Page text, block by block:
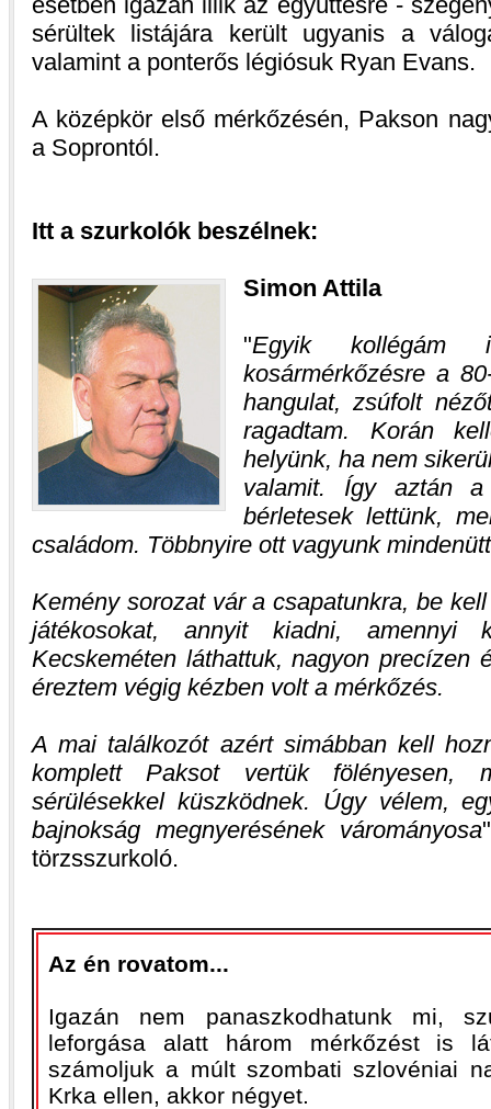
sérültek listájára került ugyanis a
valamint a ponterős légiósuk Ryan Evans.
A középkör első mérkőzésén, Pakson
a Soprontól.
Itt a szurkolók beszélnek:
Simon Attila
Egyik kollégám
kosármérkőzésre a
hangulat, zsúfolt
ragadtam. Korán
helyünk, ha nem
valamit. Így aztán a
bérletesek lettünk,
családom. Többnyire ott vagyunk
Kemény sorozat vár a csapatunkra, be
játékosokat, annyit kiadni, amennyi
Kecskeméten láthattuk, nagyon precízen
éreztem végig kézben volt a mérkőzés.
A mai találkozót azért simábban kell
komplett Paksot vertük fölényesen,
sérülésekkel küszködnek. Úgy vélem,
bajnokság megnyerésének várományosa
törzsszurkoló.
Az én rovatom...
Igazán nem panaszkodhatunk mi,
leforgása alatt három mérkőzést is
számoljuk a múlt szombati szlovéniai
Krka ellen, akkor négyet.